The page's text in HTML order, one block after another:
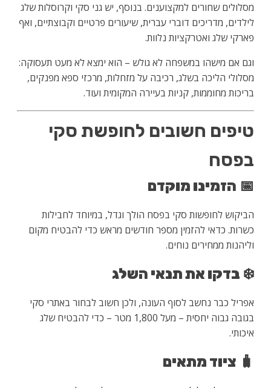
מסלולים שחורים למקצוענים. בנוסף, יש גני סקי וקרוסלות שלג
לילדים, מדריכים דוברי עברית, שיעורים פרטיים וקבוצתיים, ואף
פארקי שלג ואטרקציות נלוות.
וגם אם מישהו במשפחה לא גולש – הוא ימצא לא מעט תעסוקה:
מסלולי הליכה בשלג, רכיבה על מזחלות, מרכזי ספא מפנקים,
בריכות מחוממות, קניות בעיירה המקומית ועוד.
טיפים חשובים לחופשת סקי
בפסח
📅 הזמינו מוקדם
הביקוש לחופשות סקי בפסח הולך וגדל, במיוחד לחבילות
כשרות. כדאי להזמין מספר חודשים מראש כדי להבטיח מקום
וליהנות ממחירים נוחים.
❄️ בדקו את תנאי השלג
אפריל כבר נחשב לסוף העונה, ולכן חשוב לבחור באתרי סקי
בגובה גבוה יחסית – מעל 1,800 מטר – כדי להבטיח שלג
איכותי.
🧳 ציוד מתאים